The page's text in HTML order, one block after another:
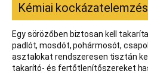
Kémiai kockázatelemzés
Egy sörözőben biztosan kell
padlót, mosdót, pohármosót,
asztalokat rendszeresen tisztán
takarító- és fertőtlenítőszereket